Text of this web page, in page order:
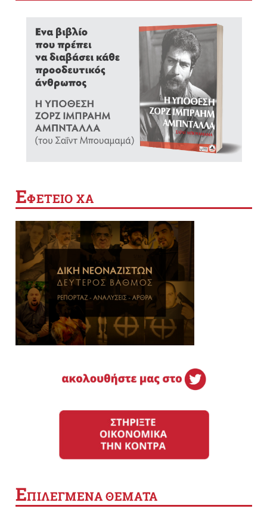
ΕΦΕΤΕΙΟ ΧΑ
ΕΠΙΛΕΓΜΕΝΑ ΘΕΜΑΤΑ